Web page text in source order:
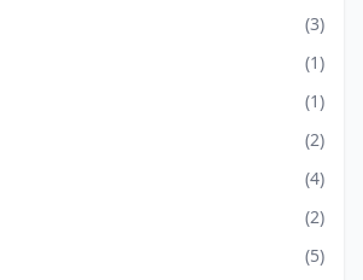
(3)
(1)
(1)
(2)
(4)
(2)
(5)